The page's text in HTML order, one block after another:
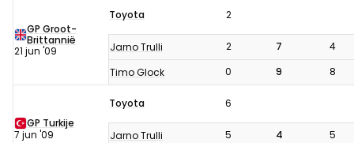
GP Groot-
Brittannië
21 jun '09
Toyota 2
Jarno Trulli 2 7
4
Timo Glock
0 9 8
GP Turkije
7 jun '09
Toyota 6
Jarno Trulli 5 4
5